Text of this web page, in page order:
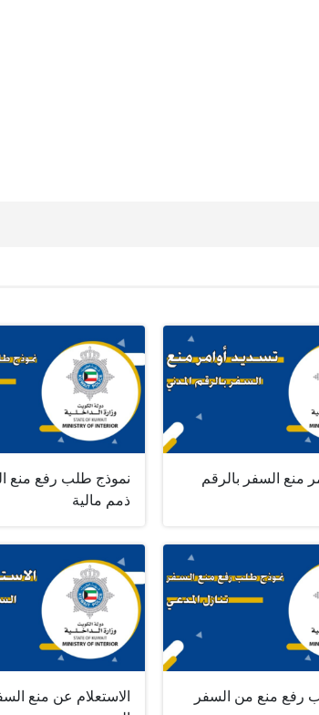
منع السفر بالرقم
نموذج طلب رفع منع
ذمم مالية
رفع منع من السفر
الاستعلام عن منع